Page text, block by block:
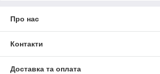
Про нас
Контакти
Доставка та оплата